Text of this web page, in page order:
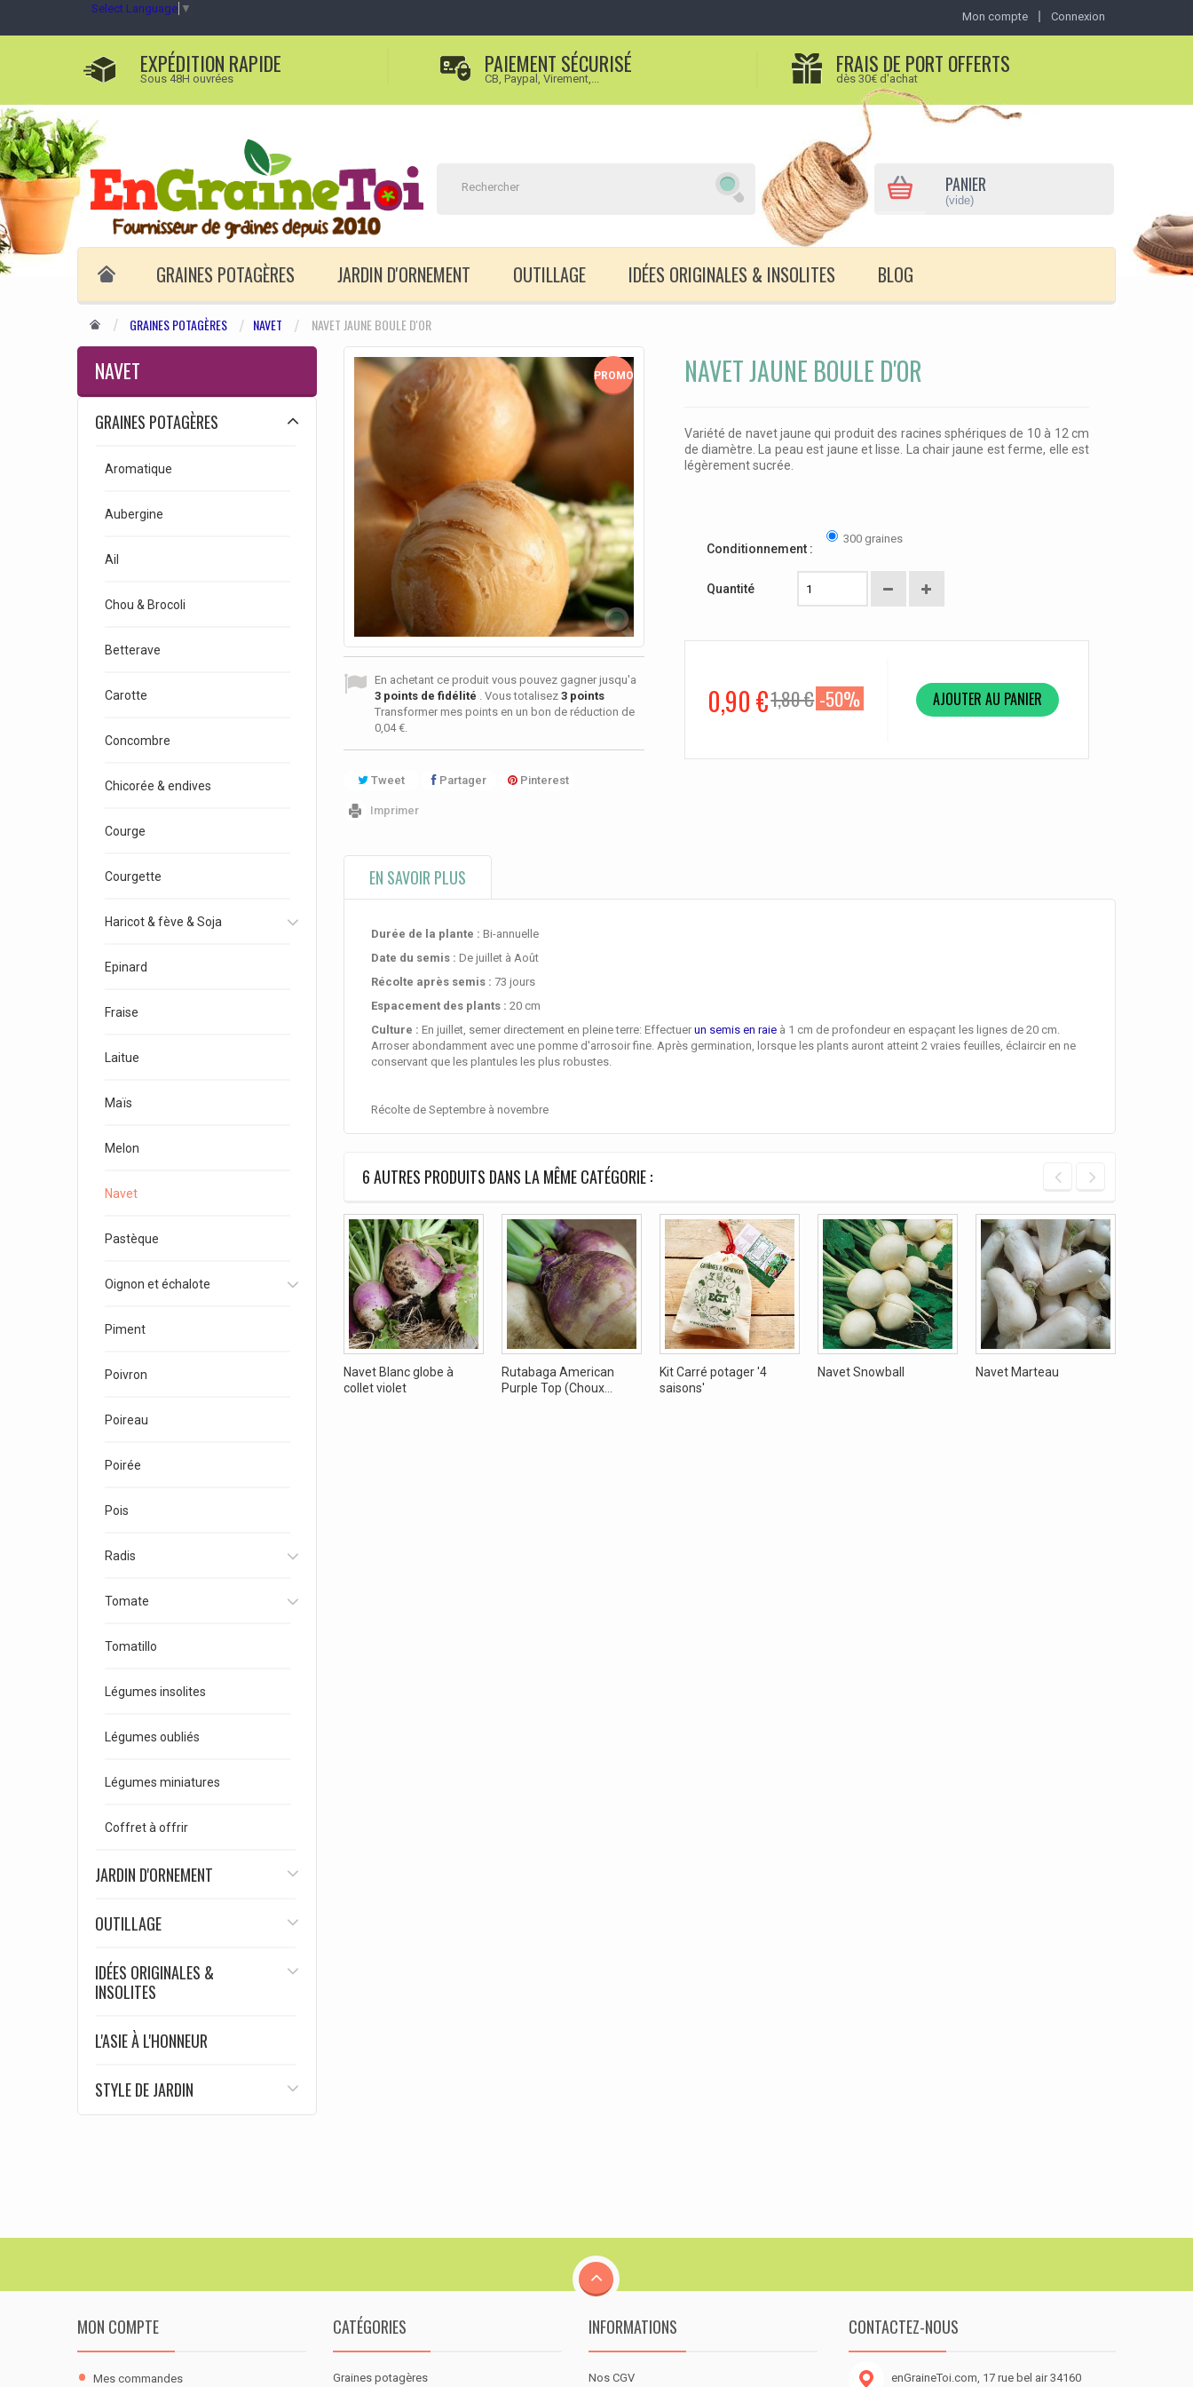
Mon compte Connexion
Select Language ▼
EXPÉDITION RAPIDE
Sous 48H ouvrées
PAIEMENT SÉCURISÉ
CB, Paypal, Virement,...
FRAIS DE PORT OFFERTS
dès 30€ d'achat
PANIER
(vide)
GRAINES POTAGÈRES JARDIN D'ORNEMENT OUTILLAGE IDÉES ORIGINALES & INSOLITES BLOG
GRAINES POTAGÈRES NAVET NAVET JAUNE BOULE D'OR
NAVET
GRAINES POTAGÈRES
Aromatique
Aubergine
Ail
Chou & Brocoli
Betterave
Carotte
Concombre
Chicorée & endives
Courge
Courgette
Haricot & fève & Soja
Epinard
Fraise
Laitue
Maïs
Melon
Navet
Pastèque
Oignon et échalote
Piment
Poivron
Poireau
Poirée
Pois
Radis
Tomate
Tomatillo
Légumes insolites
Légumes oubliés
Légumes miniatures
Coffret à offrir
JARDIN D'ORNEMENT
OUTILLAGE
IDÉES ORIGINALES &
INSOLITES
L'ASIE À L'HONNEUR
STYLE DE JARDIN
PROMO!
En achetant ce produit vous pouvez gagner jusqu'a
3 points de fidélité . Vous totalisez 3 points
Transformer mes points en un bon de réduction de
0,04 €
Tweet Partager Pinterest
Imprimer
NAVET JAUNE BOULE D'OR
Variété de navet jaune qui produit des racines sphériques de 10 à 12 cm
de diamètre. La peau est jaune et lisse. La chair jaune est ferme, elle est
légèrement sucrée.
Conditionnement :
300 graines
Quantité
0,90 €1,80 € -50% AJOUTER AU PANIER
EN SAVOIR PLUS
Durée de la plante : Bi-annuelle
Date du semis : De juillet à Août
Récolte après semis : 73 jours
Espacement des plants : 20 cm
Culture : En juillet, semer directement en pleine terre: Effectuer un semis en raie à 1 cm de profondeur en espaçant les lignes de 20 cm.
Arroser abondamment avec une pomme d'arrosoir fine. Après germination, lorsque les plants auront atteint 2 vraies feuilles, éclaircir en ne
conservant que les plantules les plus robustes.
Récolte de Septembre à novembre
6 AUTRES PRODUITS DANS LA MÊME CATÉGORIE :
Navet Blanc globe à
collet violet
Rutabaga American
Purple Top (Choux...
Kit Carré potager '4
saisons'
Navet Snowball Navet Marteau
MON COMPTE
Mes commandes
CATÉGORIES
Graines potagères
INFORMATIONS
Nos CGV
CONTACTEZ-NOUS
enGraineToi.com, 17 rue bel air 34160